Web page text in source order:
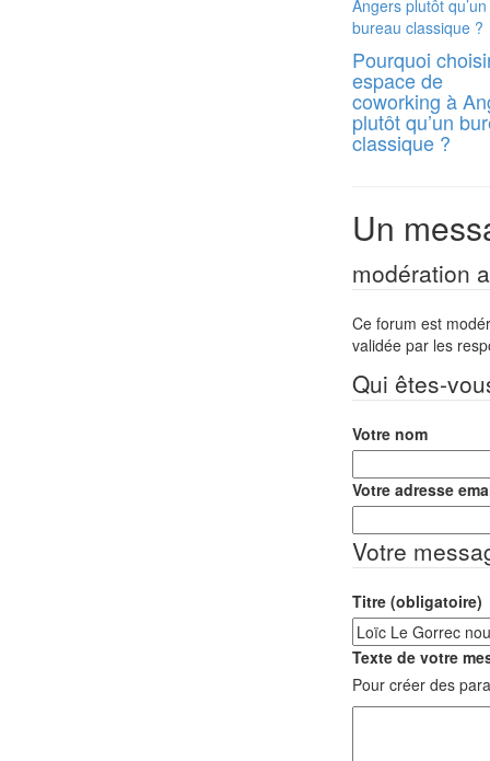
Pourquoi
espace de
coworking à
plutôt qu’un
classique ?
Un
modération
Ce forum est
validée par les
Qui êtes-
Votre nom
Votre adresse
Votre
Titre (obligatoire)
Texte de votre
Pour créer des